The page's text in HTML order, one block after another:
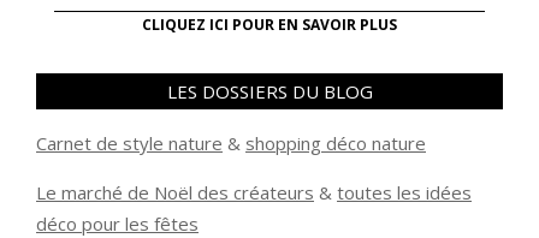
CLIQUEZ ICI POUR EN SAVOIR PLUS
LES DOSSIERS DU BLOG
Carnet de style nature & shopping déco nature
Le marché de Noël des créateurs & toutes les idées
déco pour les fêtes